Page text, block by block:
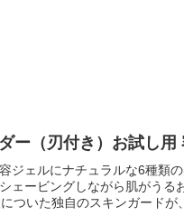
ジェルにナチュラルな6種類
ェービングしながら肌がう
ついた独自のスキンガード